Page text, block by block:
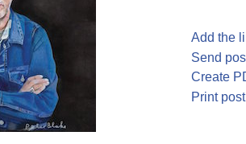
Add the
Send
Create
Print post